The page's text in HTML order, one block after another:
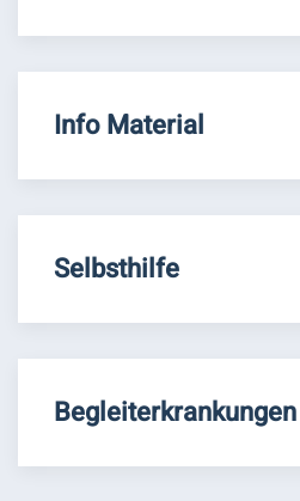
Info Material
Selbsthilfe
Begleiterkrankungen